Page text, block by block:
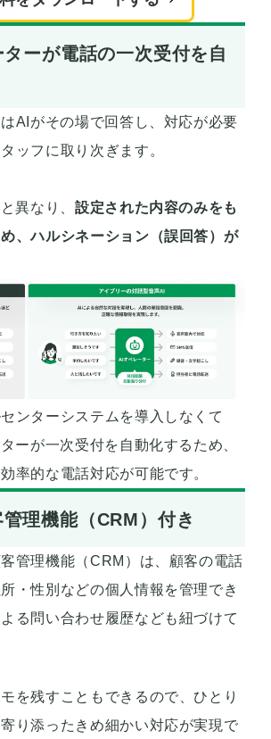
ーが電話の一次受付を自
AIがその場で回答し、対応が必要
ッフに取り次ぎます。
異なり、 設定された内容のみをも
、ハルシネーション（誤回答）が
ンターシステムを導入しなくて
ーが一次受付を自動化するため、
率的な電話対応が可能です。
理機能（CRM）付き
管理機能（CRM）は、顧客の電話
・性別などの個人情報を管理でき
る問い合わせ履歴なども紐づけて
を残すこともできるので、ひとり
り添ったきめ細かい対応が実現で